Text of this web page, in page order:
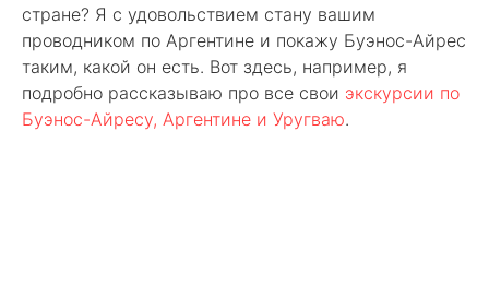
стране? Я с удовольствием стану вашим
проводником по Аргентине и покажу Буэнос-Айрес
таким, какой он есть. Вот здесь, например, я
подробно рассказываю про все свои экскурсии по
Буэнос-Айресу, Аргентине и Уругваю.